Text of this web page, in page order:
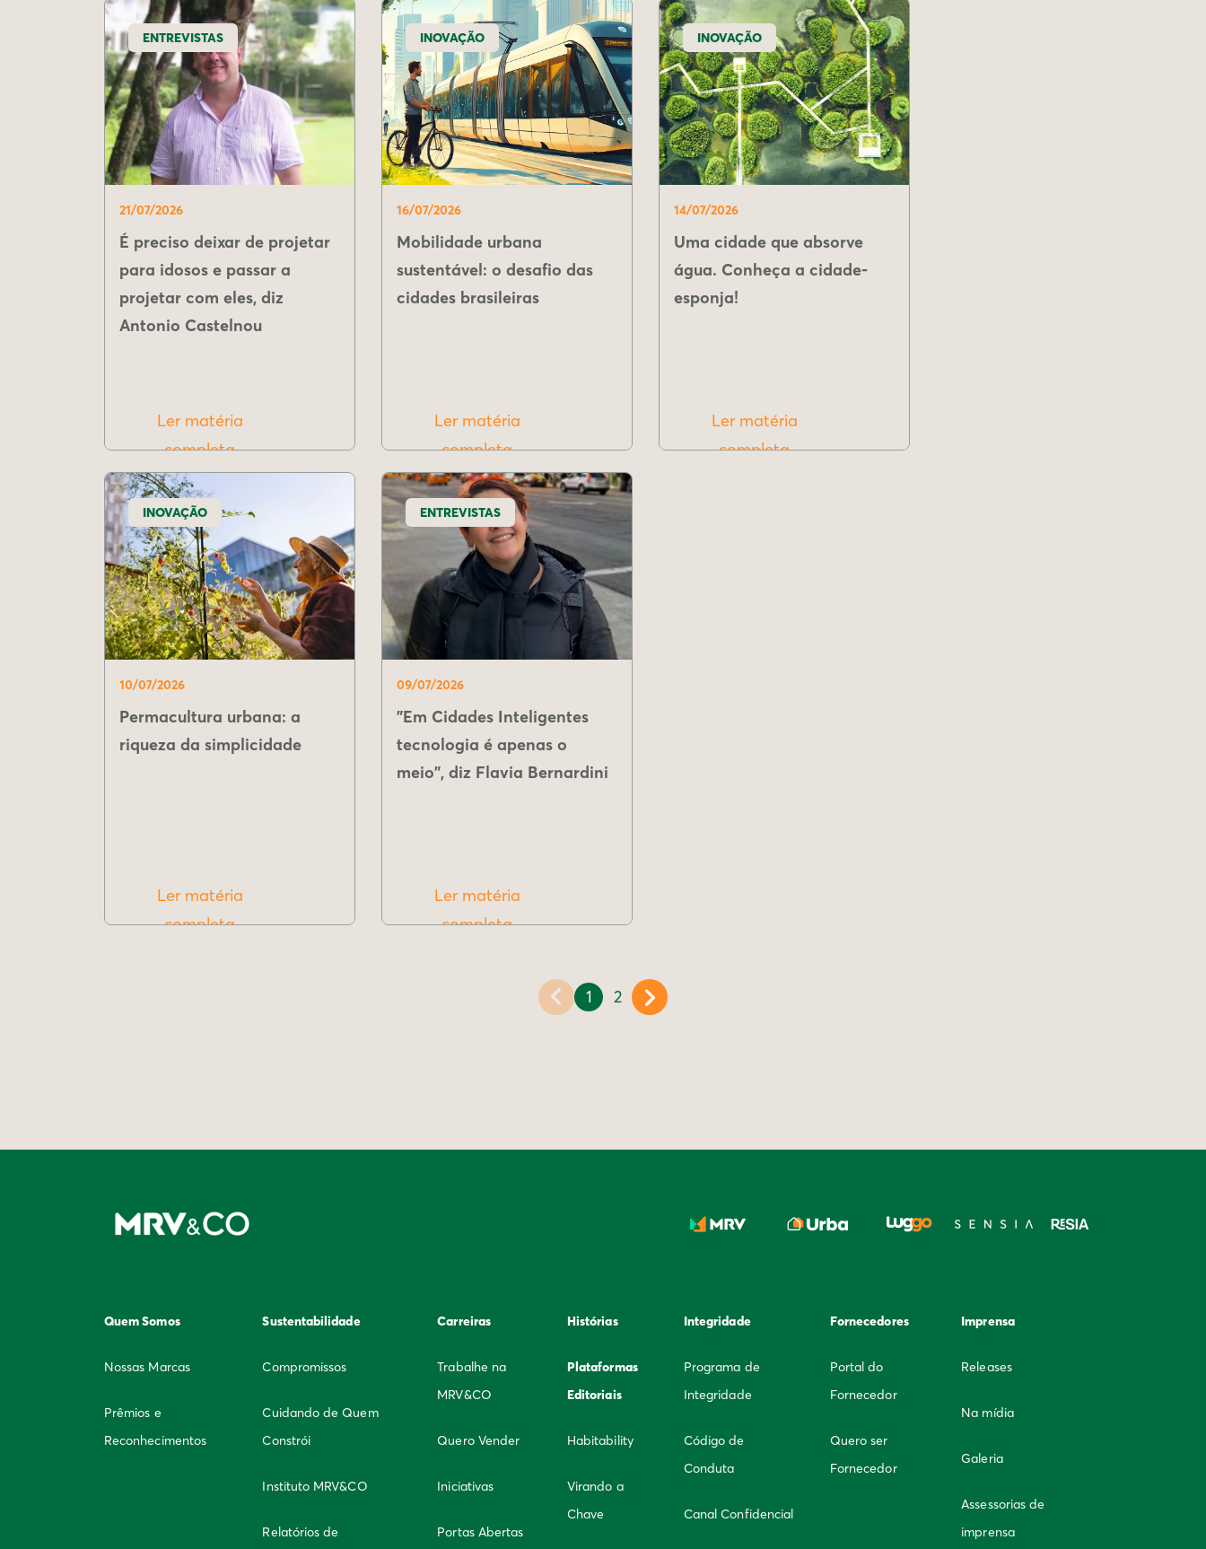
ENTREVISTAS
21/07/2026
É preciso deixar de projetar
para idosos e passar a
projetar com eles, diz
Antonio Castelnou
Ler matéria
completa
INOVAÇÃO
16/07/2026
Mobilidade urbana
sustentável: o desafio das
cidades brasileiras
Ler matéria
completa
INOVAÇÃO
14/07/2026
Uma cidade que absorve
água. Conheça a cidade-
esponja!
Ler matéria
completa
INOVAÇÃO
10/07/2026
Permacultura urbana: a
riqueza da simplicidade
Ler matéria
completa
ENTREVISTAS
09/07/2026
"Em Cidades Inteligentes
tecnologia é apenas o
meio", diz Flavia Bernardini
Ler matéria
completa
1 2
Quem Somos
Nossas Marcas
Prêmios e
Reconhecimentos
Sustentabilidade
Compromissos
Cuidando de Quem
Constrói
Instituto MRV&CO
Relatórios de
Carreiras
Trabalhe na
MRV&CO
Quero Vender
Iniciativas
Portas Abertas
Histórias
Plataformas
Editoriais
Habitability
Virando a
Chave
Integridade
Programa de
Integridade
Código de
Conduta
Canal Confidencial
Fornecedores
Portal do
Fornecedor
Quero ser
Fornecedor
Imprensa
Releases
Na mídia
Galeria
Assessorias de
imprensa